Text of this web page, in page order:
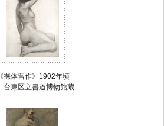
《裸体習作》1902年頃
台東区立書道博物館蔵